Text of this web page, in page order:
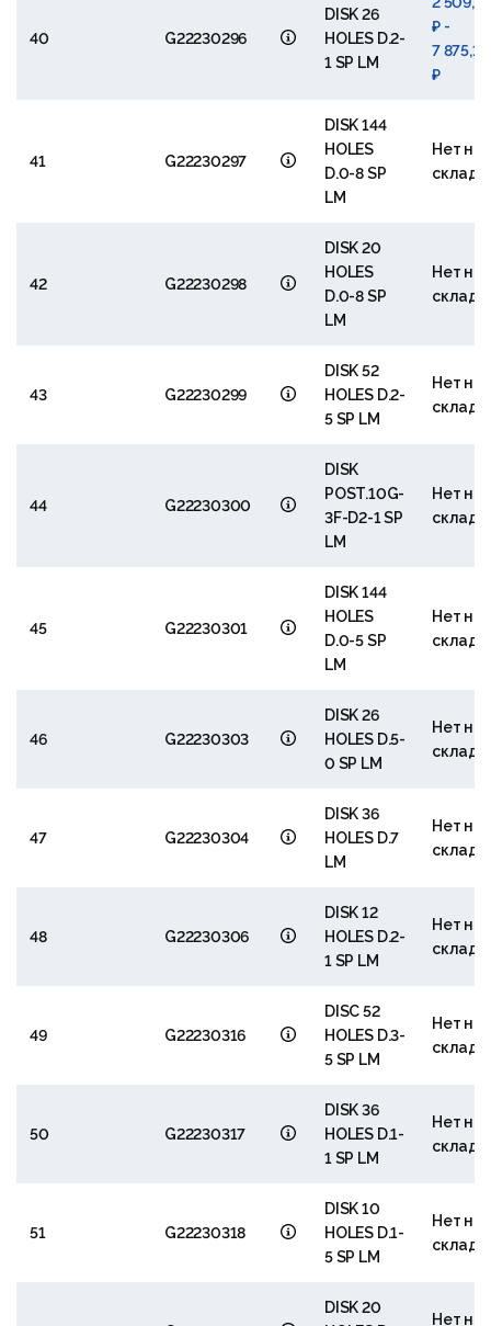
40 G22230296
DISK 26
HOLES D.2-
1 SP LM
₽ -
7 875,17
₽
41 G22230297
DISK 144
HOLES
D.0-8 SP
LM
Нет на
складе
42 G22230298
DISK 20
HOLES
D.0-8 SP
LM
Нет на
складе
43 G22230299
DISK 52
HOLES D.2-
5 SP LM
Нет на
складе
44 G22230300
DISK
POST.10G-
3F-D2-1 SP
LM
Нет на
складе
45 G22230301
DISK 144
HOLES
D.0-5 SP
LM
Нет на
складе
46 G22230303
DISK 26
HOLES D.5-
0 SP LM
Нет на
складе
47 G22230304
DISK 36
HOLES D.7
LM
Нет на
складе
48 G22230306
DISK 12
HOLES D.2-
1 SP LM
Нет на
складе
49 G22230316
DISC 52
HOLES D.3-
5 SP LM
Нет на
складе
50 G22230317
DISK 36
HOLES D.1-
1 SP LM
Нет на
складе
51 G22230318
DISK 10
HOLES D.1-
5 SP LM
Нет на
складе
DISK 20
Нет на